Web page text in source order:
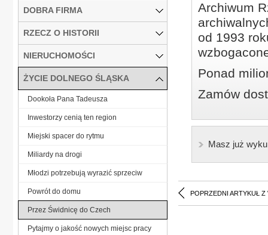
Archiwum
od 1993
Ponad
Zamów
Masz już
POPRZEDNI ARTYKUŁ Z
DOBRA FIRMA
RZECZ O HISTORII
NIERUCHOMOŚCI
ŻYCIE DOLNEGO ŚLĄSKA
Dookoła Pana Tadeusza
Inwestorzy cenią ten region
Miejski spacer do rytmu
Miliardy na drogi
Młodzi potrzebują wyrazić sprzeciw
Powrót do domu
Przez Świdnicę do Czech
Pytajmy o jakość nowych miejsc pracy